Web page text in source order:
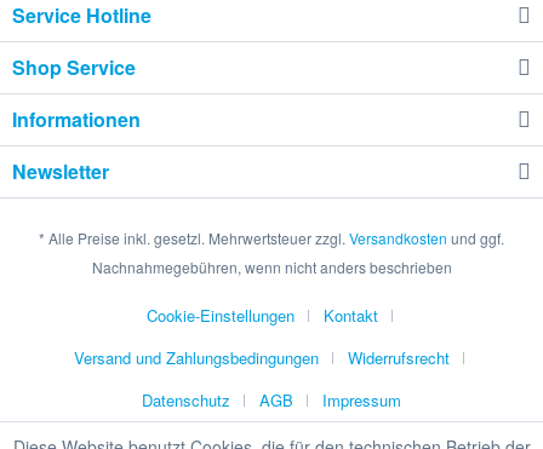
Service Hotline
Shop Service
Informationen
Newsletter
* Alle Preise inkl. gesetzl. Mehrwertsteuer zzgl. Versandkosten und ggf.
Nachnahmegebühren, wenn nicht anders beschrieben
Cookie-Einstellungen
Kontakt
Versand und Zahlungsbedingungen
Widerrufsrecht
Datenschutz
AGB Impressum